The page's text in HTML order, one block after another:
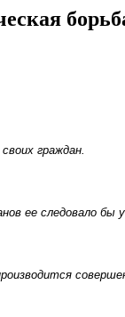
граждан.
ее следовалобы